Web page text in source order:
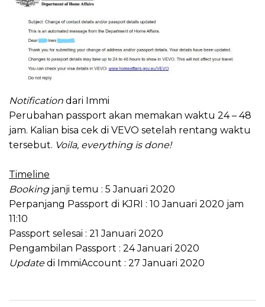
Notification dari Immi
Perubahan passport akan memakan waktu 24 – 48
jam. Kalian bisa cek di VEVO setelah rentang waktu
tersebut. Voila, everything is done!
Timeline
Bookingjanji temu : 5 Januari 2020
Perpanjang Passport di KJRI : 10 Januari 2020 jam
11:10
Passport selesai : 21 Januari 2020
Pengambilan Passport : 24 Januari 2020
Updatedi ImmiAccount : 27 Januari 2020